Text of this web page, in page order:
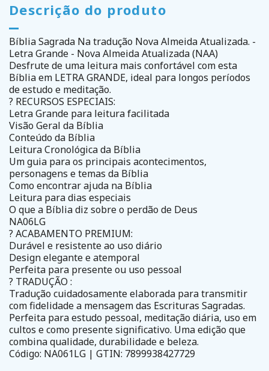
Descrição do produto
Bíblia Sagrada Na tradução Nova Almeida Atualizada. -
Letra Grande - Nova Almeida Atualizada (NAA)
Desfrute de uma leitura mais confortável com esta
Bíblia em LETRA GRANDE, ideal para longos períodos
de estudo e meditação.
? RECURSOS ESPECIAIS:
Letra Grande para leitura facilitada
Visão Geral da Bíblia
Conteúdo da Bíblia
Leitura Cronológica da Bíblia
Um guia para os principais acontecimentos,
personagens e temas da Bíblia
Como encontrar ajuda na Bíblia
Leitura para dias especiais
O que a Bíblia diz sobre o perdão de Deus
NA06LG
? ACABAMENTO PREMIUM:
Durável e resistente ao uso diário
Design elegante e atemporal
Perfeita para presente ou uso pessoal
? TRADUÇÃO :
Tradução cuidadosamente elaborada para transmitir
com fidelidade a mensagem das Escrituras Sagradas.
Perfeita para estudo pessoal, meditação diária, uso em
cultos e como presente significativo. Uma edição que
combina qualidade, durabilidade e beleza.
Código: NA061LG | GTIN: 7899938427729